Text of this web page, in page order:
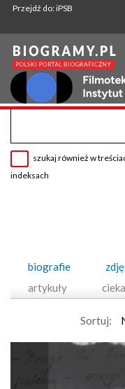
Przejdź do: iPSB
szukaj również w
indeksach
biografie
artykuły
Sortuj: